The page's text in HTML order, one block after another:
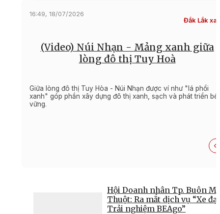
16:49, 18/07/2026
Đắk Lắk
(Video) Núi Nhạn - Mảng xanh giữa
lòng đô thị Tuy Hoà
Giữa lòng đô thị Tuy Hòa - Núi Nhạn được ví như "lá phổi
xanh" góp phần xây dựng đô thị xanh, sạch và phát triển
vững.
Hội Doanh nhân Tp. Buôn
Thuột: Ra mắt dịch vụ “Xe
Trải nghiệm BEAgo”